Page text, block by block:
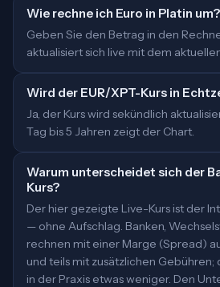
Wie rechne ich Euro in Platin um?
Geben Sie den Betrag in den
aktualisiert sich live mit dem
Wird der EUR/XPT-Kurs in
Ja, der Kurs wird sekündlich
Tag bis 5 Jahren zeigt der Chart.
Warum unterscheidet sich der
Kurs?
Der hier gezeigte Live-Kurs ist der
— ohne Aufschlag. Banken,
rechnen mit einer Marge (Spread)
und teils mit zusätzlichen Gebühren;
in der Praxis etwas weniger. Den